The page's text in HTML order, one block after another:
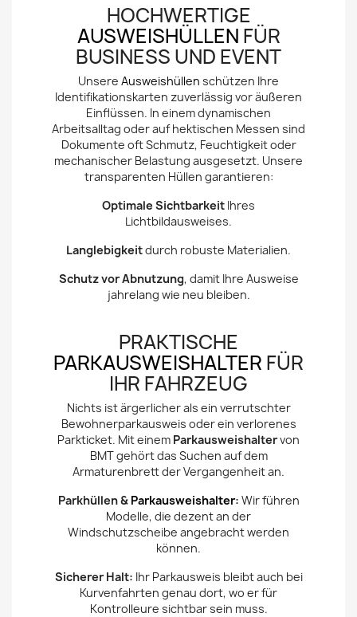
HOCHWERTIGE
AUSWEISHÜLLEN FÜR
BUSINESS UND EVENT
Unsere Ausweishüllen schützen Ihre
Identifikationskarten zuverlässig vor äußeren
Einflüssen. In einem dynamischen
Arbeitsalltag oder auf hektischen Messen sind
Dokumente oft Schmutz, Feuchtigkeit oder
mechanischer Belastung ausgesetzt. Unsere
transparenten Hüllen garantieren:
Optimale Sichtbarkeit Ihres
Lichtbildausweises.
Langlebigkeitdurch robuste Materialien.
Schutz vor Abnutzung, damit Ihre Ausweise
jahrelang wie neu bleiben.
PRAKTISCHE
PARKAUSWEISHALTER FÜR
IHR FAHRZEUG
Nichts ist ärgerlicher als ein verrutschter
Bewohnerparkausweis oder ein verlorenes
Parkticket. Mit einem Parkausweishaltervon
BMT gehört das Suchen auf dem
Armaturenbrett der Vergangenheit an.
Parkhüllen & Parkausweishalter: Wir führen
Modelle, die dezent an der
Windschutzscheibe angebracht werden
können.
Sicherer Halt: Ihr Parkausweis bleibt auch bei
Kurvenfahrten genau dort, wo er für
Kontrolleure sichtbar sein muss.